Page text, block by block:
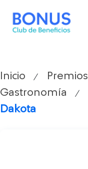
Inicio / Premios
Gastronomía
/
Dakota